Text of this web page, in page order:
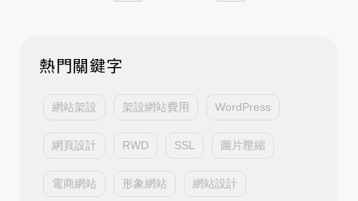
熱門關鍵字
網站架設 架設網站費用 WordPress
網頁設計 RWD SSL 圖片壓縮
電商網站 形象網站 網站設計